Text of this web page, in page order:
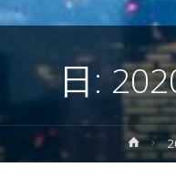
日:
ホ
ー